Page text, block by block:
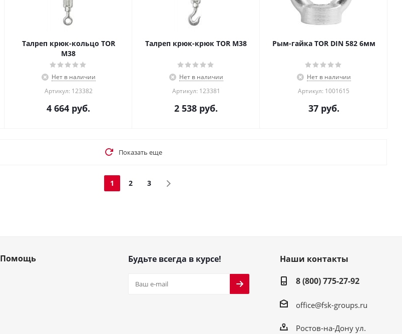
Талреп крюк-кольцо TOR
М38
Нет в наличии
Артикул: 123382
4 664 руб.
Талреп крюк-крюк TOR М38
Нет в наличии
Артикул: 123381
2 538 руб.
Рым-гайка TOR DIN 582 6мм
Нет в наличии
Артикул: 1001615
37руб.
Показать еще
1 2 3
Помощь Будьте всегда в курсе!
Наши контакты
8 (800) 775-27-92
office@fsk-groups.ru
Ростов-на-Дону ул.